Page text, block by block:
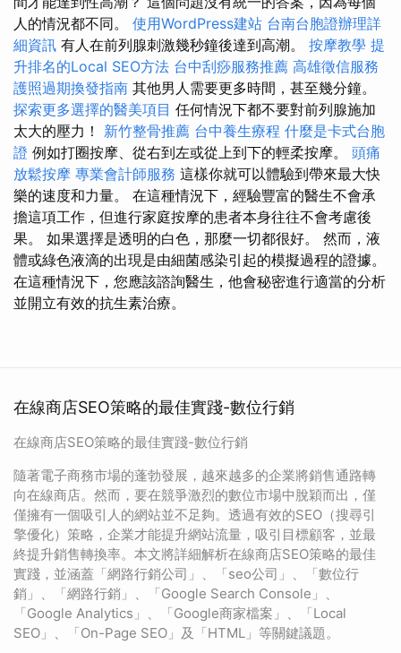
人的情況都不同。 使用WordPress建站 台南台胞證辦理詳
細資訊 有人在前列腺刺激幾秒鐘後達到高潮。 按摩教學 提
升排名的Local SEO方法 台中刮痧服務推薦 高雄徵信服務
護照過期換發指南 其他男人需要更多時間，甚至幾分鐘。
探索更多選擇的醫美項目 任何情況下都不要對前列腺施加
太大的壓力！ 新竹整骨推薦 台中養生療程 什麼是卡式台胞
證 例如打圈按摩、從右到左或從上到下的輕柔按摩。 頭痛
放鬆按摩 專業會計師服務 這樣你就可以體驗到帶來最大快
樂的速度和力量。 在這種情況下，經驗豐富的醫生不會承
擔這項工作，但進行家庭按摩的患者本身往往不會考慮後
果。 如果選擇是透明的白色，那麼一切都很好。 然而，液
體或綠色液滴的出現是由細菌感染引起的模擬過程的證據。
在這種情況下，您應該諮詢醫生，他會秘密進行適當的分析
並開立有效的抗生素治療。
在線商店SEO策略的最佳實踐-數位行銷
在線商店SEO策略的最佳實踐-數位行銷
隨著電子商務市場的蓬勃發展，越來越多的企業將銷售通路轉
向在線商店。然而，要在競爭激烈的數位市場中脫穎而出，僅
僅擁有一個吸引人的網站並不足夠。透過有效的SEO（搜尋引
擎優化）策略，企業才能提升網站流量，吸引目標顧客，並最
終提升銷售轉換率。本文將詳細解析在線商店SEO策略的最佳
實踐，並涵蓋「網路行銷公司」、「seo公司」、「數位行
銷」、「網路行銷」、「Google Search Console」、
「Google Analytics」、「Google商家檔案」、「Local
SEO」、「On-Page SEO」及「HTML」等關鍵議題。